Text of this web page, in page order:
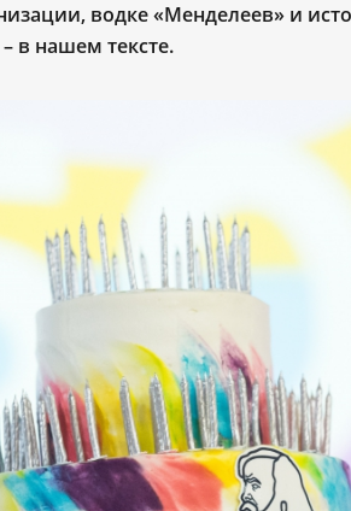
водке «Менделеев» и
в нашем тексте.